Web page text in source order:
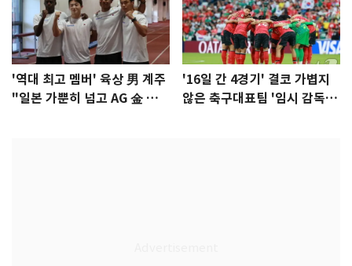
'역대 최고 멤버' 육상 男 계주
"일본 가뿐히 넘고 AG 金 따겠
'16일 간 4경기' 결코 가볍지
않은 축구대표팀 '임시 감독'